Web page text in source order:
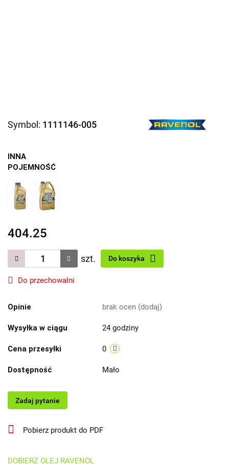
Symbol: 1111146-005
INNA
POJEMNOŚĆ
404.25
szt. Do koszyka
Do przechowalni
Opinie brak ocen (dodaj)
Wysyłka w ciągu 24 godziny
Cena przesyłki 0
Dostępność Mało
Zadaj pytanie
Pobierz produkt do PDF
DOBIERZ OLEJ RAVENOL